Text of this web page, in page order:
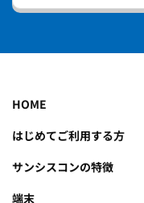
HOME
はじめてご利用する方
サンシスコンの特徴
端末